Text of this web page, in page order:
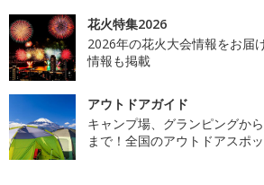
花火特集2026
2026年の花火大会情報をお届
情報も掲載
アウトドアガイド
キャンプ場、グランピングか
まで！全国のアウトドアスポ